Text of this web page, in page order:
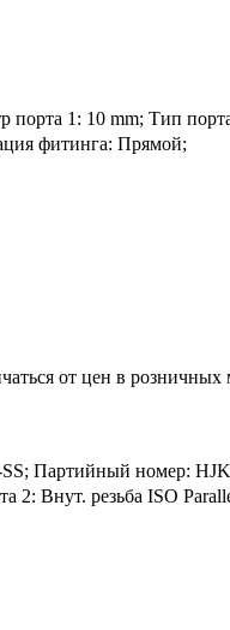
порта 1: 10 mm; Тип
фитинга: Прямой;
от цен в розничных
Партийный номер:
2: Внут. резьба ISO